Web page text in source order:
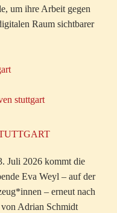
um ihre Arbeit gegen
Raum sichtbarer
stuttgart
Juli 2026 kommt die
Eva Weyl – auf der
– erneut nach
Adrian Schmidt